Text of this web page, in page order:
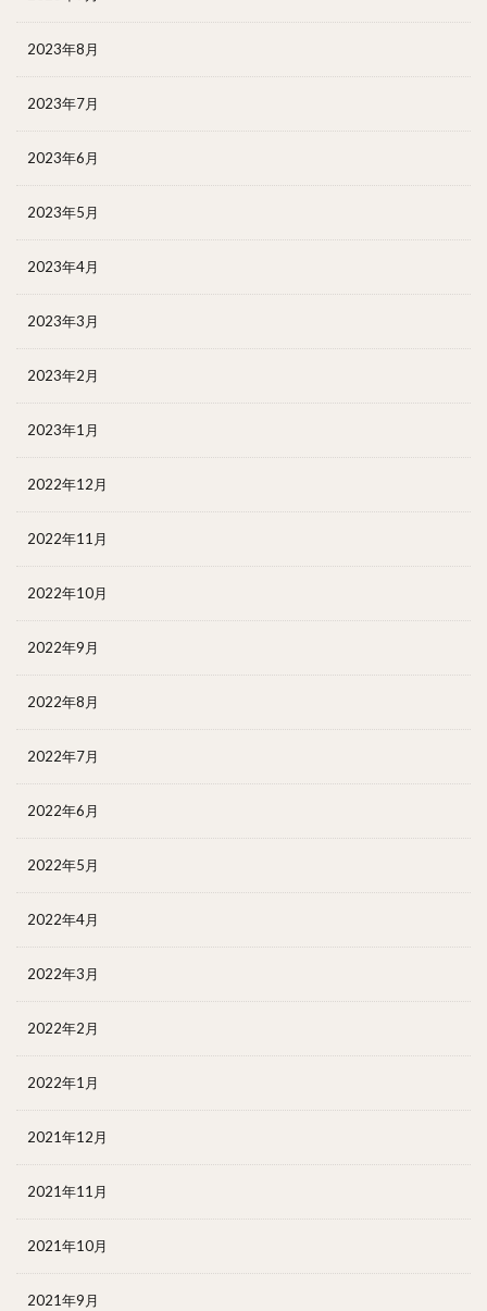
2023年8月
2023年7月
2023年6月
2023年5月
2023年4月
2023年3月
2023年2月
2023年1月
2022年12月
2022年11月
2022年10月
2022年9月
2022年8月
2022年7月
2022年6月
2022年5月
2022年4月
2022年3月
2022年2月
2022年1月
2021年12月
2021年11月
2021年10月
2021年9月